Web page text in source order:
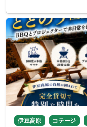
伊豆高原 コテージ